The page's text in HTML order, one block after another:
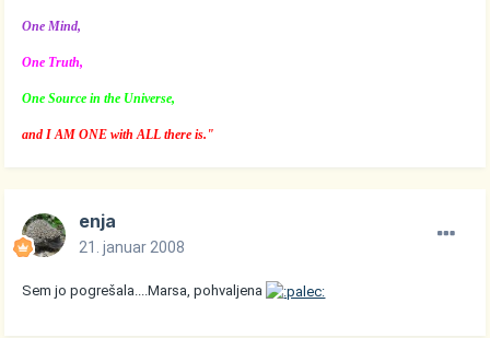
One Mind,
One Truth,
One Source in the Universe,
and I AM ONE with ALL there is."
enja
21. januar 2008
Sem jo pogrešala....Marsa, pohvaljena